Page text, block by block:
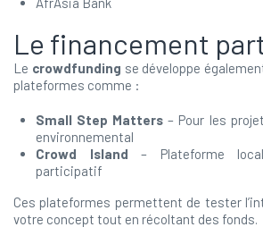
Le financement
Le crowdfunding se développe
plateformes comme :
Small Step Matters – Pour les
environnemental
Crowd Island – Plateforme
participatif
Ces plateformes permettent de tester
votre concept tout en récoltant des fonds.